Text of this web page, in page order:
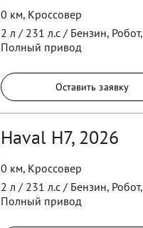
0 км, Кроссовер
2 л / 231 л.с / Бензин, Робот,
Полный привод
Оставить заявку
Haval H7, 2026
0 км, Кроссовер
2 л / 231 л.с / Бензин, Робот,
Полный привод